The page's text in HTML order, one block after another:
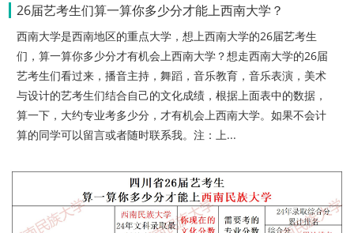
26届艺考生们算一算你多少分才能上西南大学？
西南大学是西南地区的重点大学，想上西南大学的26届艺考生
们，算一算你多少分才有机会上西南大学？想走西南大学的26届
艺考生们看过来，播音主持，舞蹈，音乐教育，音乐表演，美术
与设计的艺考生们结合自己的文化成绩，根据上面表中的数据，
算一下，大约专业考多少分，才有机会上西南大学。如果不会计
算的同学可以留言或者随时联系我。注：上...